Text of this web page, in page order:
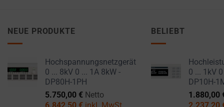
NEUE PRODUKTE
Hochspannungsnetzgerät
0 ... 8kV 0 ... 1A 8kW -
DP80H-1PH
5.750,00 € Netto
6.842,50 € inkl. MwSt.
BELIEBT
0 ... 1kV
DP10H-
1.880,00
2.237,20